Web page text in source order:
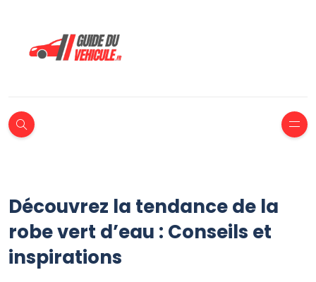
Découvrez la tendance de la
robe vert d’eau : Conseils et
inspirations